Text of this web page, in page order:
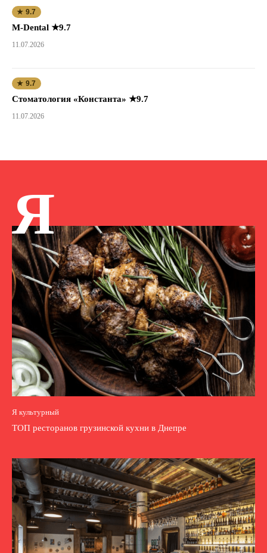
★ 9.7
M-Dental ★9.7
11.07.2026
★ 9.7
Стоматология «Константа» ★9.7
11.07.2026
Я
Я культурный
ТОП ресторанов грузинской кухни в Днепре